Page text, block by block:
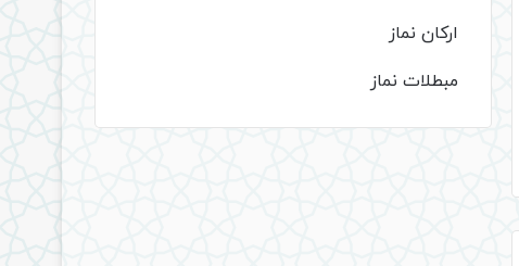
ارکان نماز
مبطلات نماز